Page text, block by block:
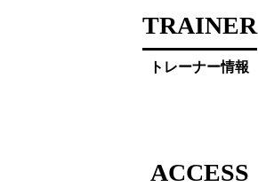
TRAINER
トレーナー情報
ACCESS